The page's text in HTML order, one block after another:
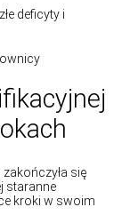
deficyty i
się
staranne
kroki w swoim